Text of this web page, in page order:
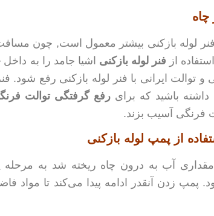
چاه
فنر لوله بازکنی بیشتر معمول است, چون
از فنر لوله بازکنی اشیا جامد را به داخل
توالت ایرانی با فنر لوله بازکنی رفع شود.
باشید که برای رفع گرفتگی توالت
فرنگی آسیب بزند.
از پمپ لوله بازکنی
آب به درون چاه ریخته شد به
پمپ زدن آنقدر ادامه پیدا می‌کند تا مواد